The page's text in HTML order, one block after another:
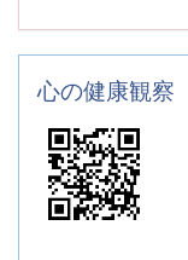
心の健康観察